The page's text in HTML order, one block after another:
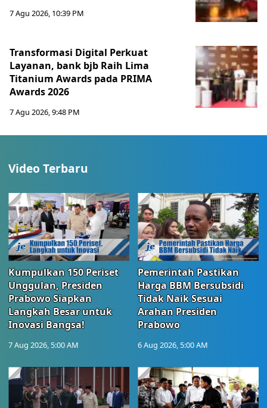
7 Agu 2026, 10:39 PM
Transformasi Digital Perkuat
Layanan, bank bjb Raih Lima
Titanium Awards pada PRIMA
Awards 2026
7 Agu 2026, 9:48 PM
Video Terbaru
Kumpulkan 150 Periset
Unggulan, Presiden
Prabowo Siapkan
Langkah Besar untuk
Inovasi Bangsa!
7 Aug 2026, 5:00 AM
Pemerintah Pastikan
Harga BBM Bersubsidi
Tidak Naik Sesuai
Arahan Presiden
Prabowo
6 Aug 2026, 5:00 AM